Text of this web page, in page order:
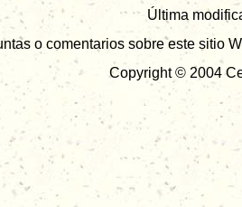
Última
o comentarios sobre este sitio
Copyright © 2004